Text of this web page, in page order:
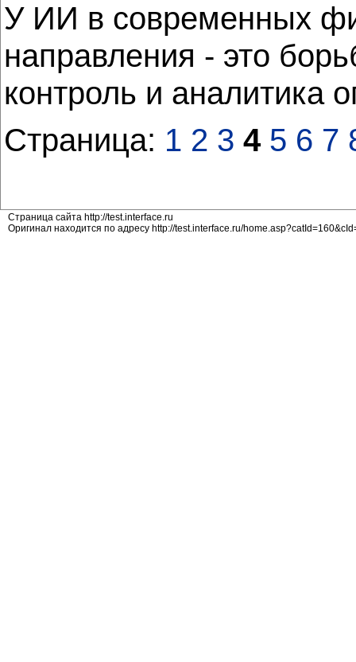
У ИИ в современных
направления - это
контроль и аналитика
Страница: 1 2 3 4 5 6 7
Страница сайта http://test.interface.ru
Оригинал находится по адресу http://test.interface.ru/